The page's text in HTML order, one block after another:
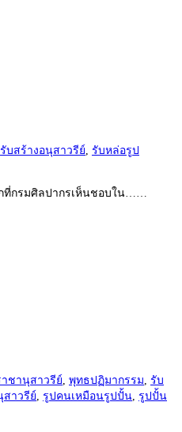
รับสร้างอนุสาวรีย์, รับหล่อรูป
กที่กรมศิลปากรเห็นชอบใน……
ชานุสาวรีย์, พุทธปฏิมากรรม, รับ
าวรีย์, รูปคนเหมือนรูปปั้น, รูปปั้น